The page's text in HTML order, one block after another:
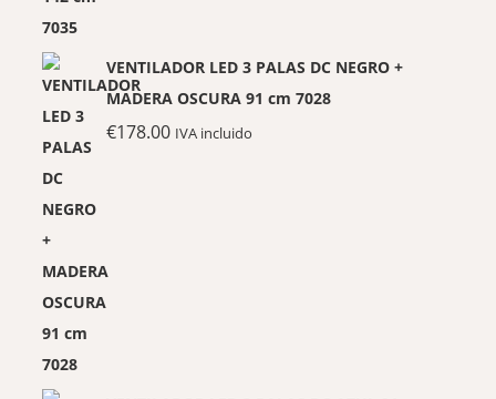
VENTILADOR LED 3 PALAS DC NEGRO +
MADERA OSCURA 91 cm 7028
€178.00 IVA incluido